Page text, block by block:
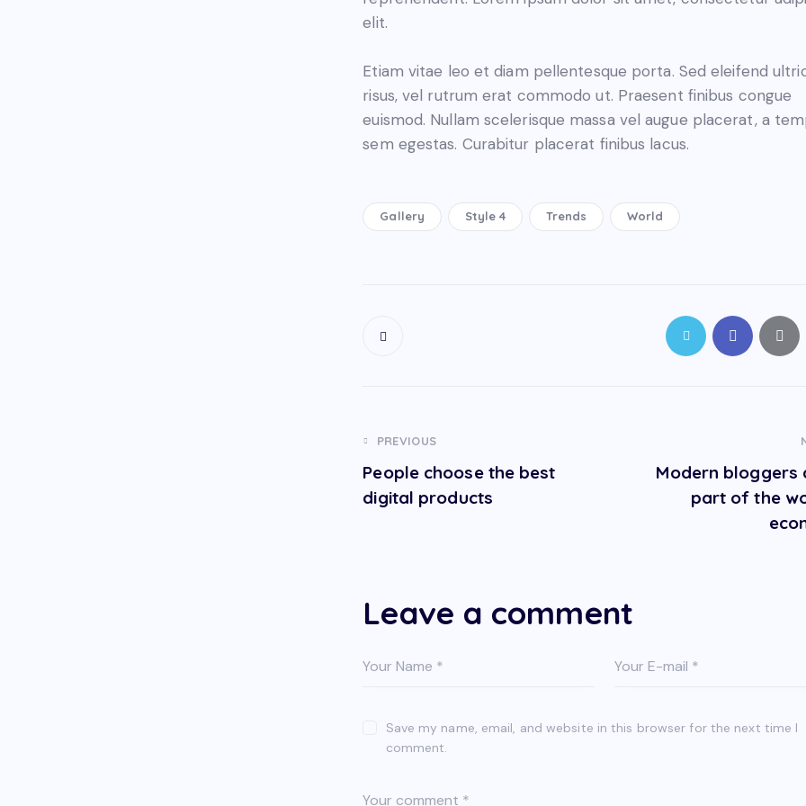
elit.
Etiam vitae leo et diam pellentesque porta. Sed eleifend
risus, vel rutrum erat commodo ut. Praesent finibus congue
euismod. Nullam scelerisque massa vel augue placerat, a
sem egestas. Curabitur placerat finibus lacus.
Gallery Style 4 Trends World
PREVIOUS
People choose the best
digital products
Modern bloggers
part of the
Leave a comment
Save my name, email, and website in this browser for the next time I
comment.